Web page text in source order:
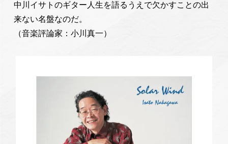
中川イサトのギター人生を語るうえで欠かすことの出
来ない名盤なのだ。
（音楽評論家：小川真一）